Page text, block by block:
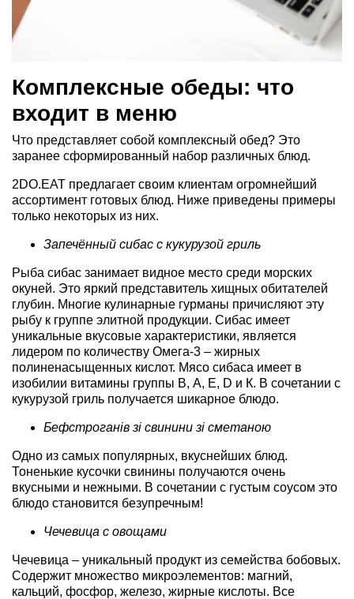
Комплексные обеды: что
входит в меню
Что представляет собой комплексный обед? Это
заранее сформированный набор различных блюд.
2DO.EAT предлагает своим клиентам огромнейший
ассортимент готовых блюд. Ниже приведены примеры
только некоторых из них.
Запечённый сибас с кукурузой гриль
Рыба сибас занимает видное место среди морских
окуней. Это яркий представитель хищных обитателей
глубин. Многие кулинарные гурманы причисляют эту
рыбу к группе элитной продукции. Сибас имеет
уникальные вкусовые характеристики, является
лидером по количеству Омега-3 – жирных
полиненасыщенных кислот. Мясо сибаса имеет в
изобилии витамины группы В, А, Е, D и К. В сочетании с
кукурузой гриль получается шикарное блюдо.
Бефстроганів зі свинини зі сметаною
Одно из самых популярных, вкуснейших блюд.
Тоненькие кусочки свинины получаются очень
вкусными и нежными. В сочетании с густым соусом это
блюдо становится безупречным!
Чечевица с овощами
Чечевица – уникальный продукт из семейства бобовых.
Содержит множество микроэлементов: магний,
кальций, фосфор, железо, жирные кислоты. Все